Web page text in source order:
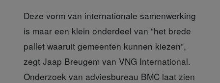
Deze vorm van internationale samenwerking
is maar een klein onderdeel van “het brede
pallet waaruit gemeenten kunnen kiezen”,
zegt Jaap Breugem van VNG International.
Onderzoek van adviesbureau BMC laat zien